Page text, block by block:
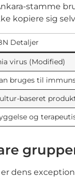
stamme
kopiere sig
Detaljer
virus (Modified)
bruges til
baseret
og
dens